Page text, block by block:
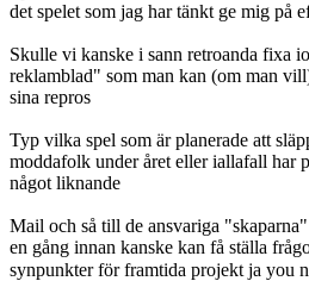
det spelet som jag har tänkt ge mig på
Skulle vi kanske i sann retroanda fixa
reklamblad" som man kan (om man
sina repros
Typ vilka spel som är planerade att
moddafolk under året eller iallafall har
något liknande
Mail och så till de ansvariga
en gång innan kanske kan få ställa
synpunkter för framtida projekt ja you